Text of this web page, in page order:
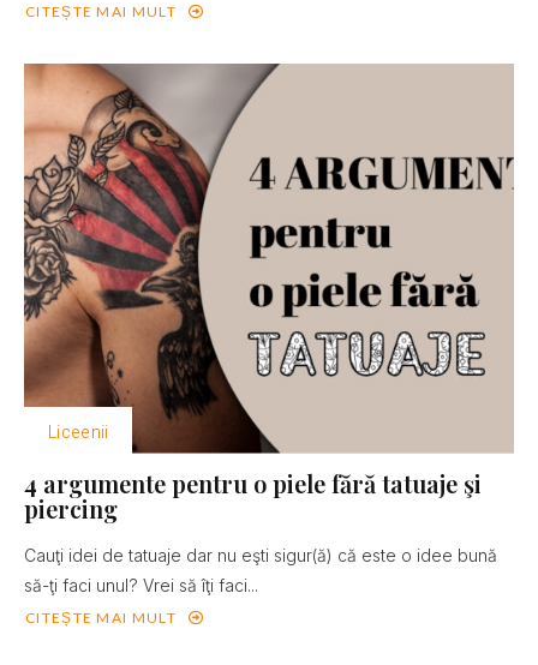
CITEȘTE MAI MULT
Liceenii
4 argumente pentru o piele fără tatuaje şi
piercing
Cauţi idei de tatuaje dar nu eşti sigur(ă) că este o idee bună
să-ţi faci unul? Vrei să îţi faci...
CITEȘTE MAI MULT